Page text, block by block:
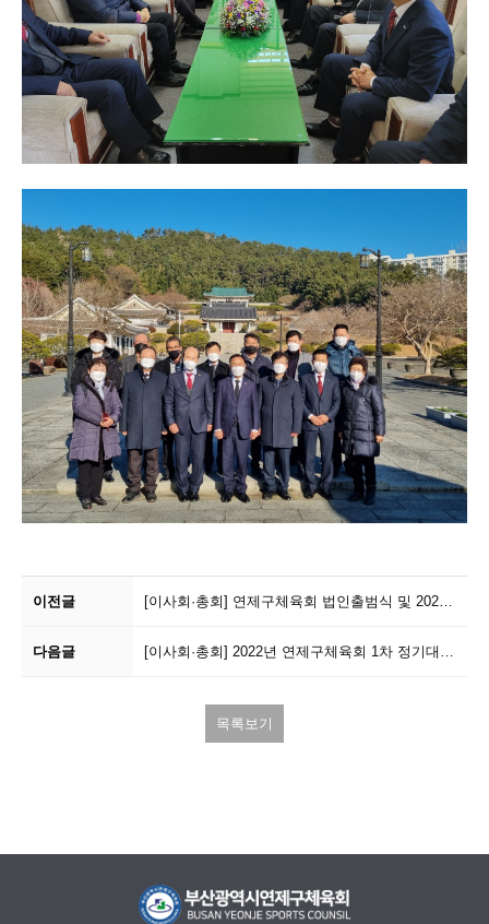
이전글 [이사회·총회] 연제구체육회 법인출범식 및 2021 체육인의 밤
다음글 [이사회·총회] 2022년 연제구체육회 1차 정기대의원총회
목록보기